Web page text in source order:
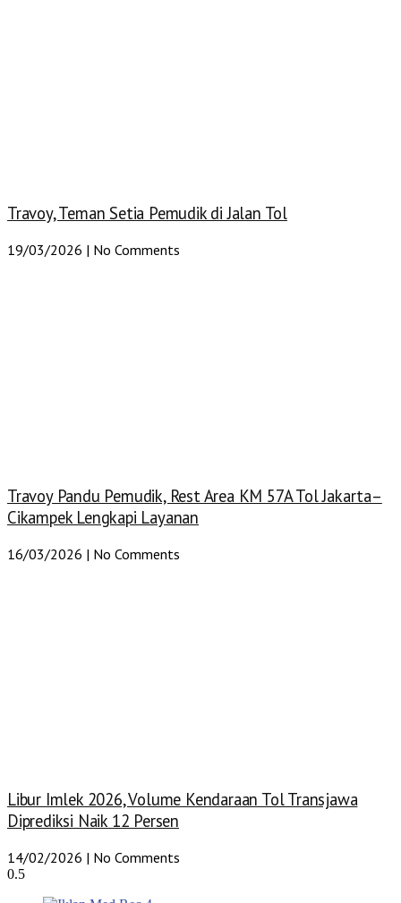
Travoy, Teman Setia Pemudik di Jalan Tol
19/03/2026 No Comments
Travoy Pandu Pemudik, Rest Area KM 57A Tol Jakarta–
Cikampek Lengkapi Layanan
16/03/2026 No Comments
Libur Imlek 2026, Volume Kendaraan Tol Transjawa
Diprediksi Naik 12 Persen
14/02/2026 No Comments